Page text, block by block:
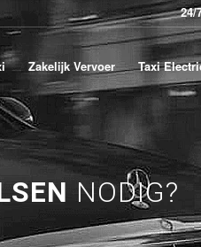
24/
Zakelijk Vervoer Taxi
NODIG?